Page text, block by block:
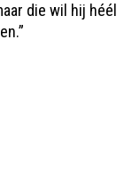
die wil hij héél